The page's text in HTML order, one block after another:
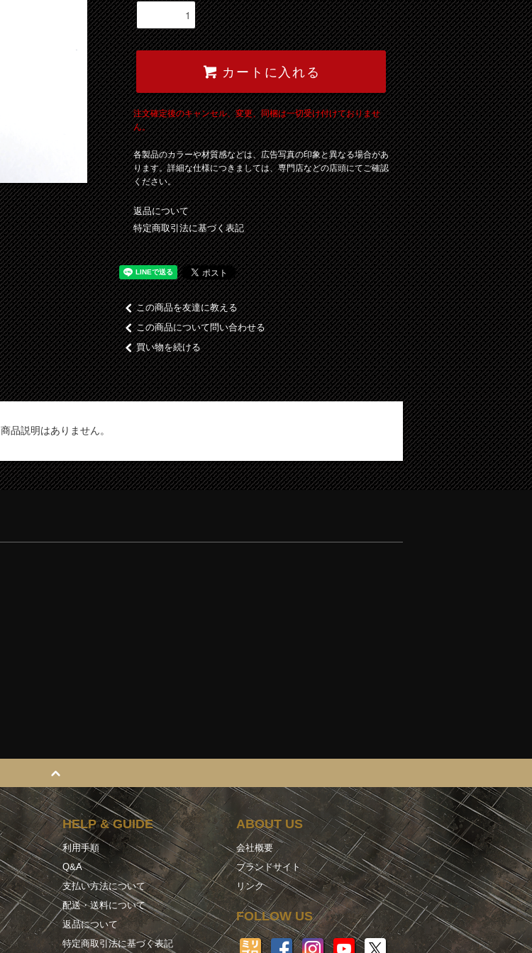
カートに入れる
注文確定後のキャンセル、変更、同梱は一切受け付けておりませ
ん。
各製品のカラーや材質感などは、広告写真の印象と異なる場合があ
ります。詳細な仕様につきましては、専門店などの店頭にてご確認
ください。
返品について
特定商取引法に基づく表記
この商品を友達に教える
この商品について問い合わせる
買い物を続ける
商品説明はありません。
HELP & GUIDE
利用手順
Q&A
支払い方法について
配送・送料について
返品について
特定商取引法に基づく表記
ABOUT US
会社概要
ブランドサイト
リンク
FOLLOW US